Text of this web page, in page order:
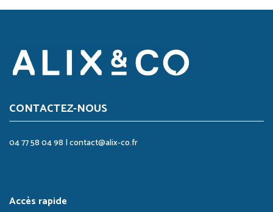
CONTACTEZ-NOUS
04 77 58 04 98 |contact@alix-co.fr
Accès rapide